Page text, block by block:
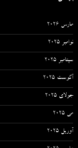
مارس 2026
نوامبر 2025
سپتامبر 2025
آگوست 2025
جولای 2025
می 2025
آوریل 2025